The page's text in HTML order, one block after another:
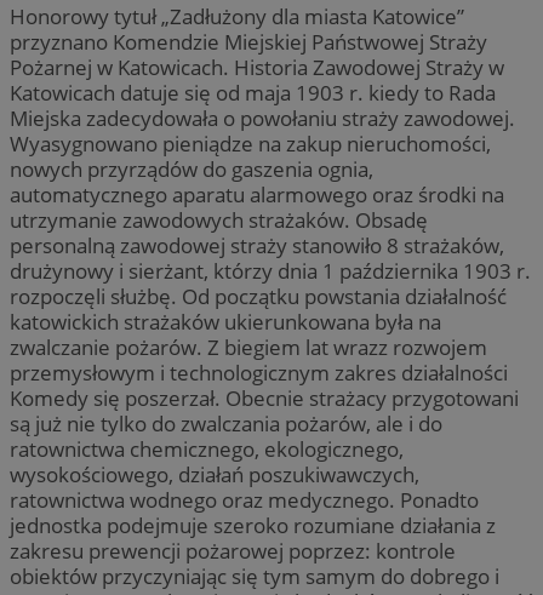
Honorowy tytuł „Zadłużony dla miasta Katowice”
przyznano Komendzie Miejskiej Państwowej Straży
Pożarnej w Katowicach. Historia Zawodowej Straży w
Katowicach datuje się od maja 1903 r. kiedy to Rada
Miejska zadecydowała o powołaniu straży zawodowej.
Wyasygnowano pieniądze na zakup nieruchomości,
nowych przyrządów do gaszenia ognia,
automatycznego aparatu alarmowego oraz środki na
utrzymanie zawodowych strażaków. Obsadę
personalną zawodowej straży stanowiło 8 strażaków,
drużynowy i sierżant, którzy dnia 1 października 1903 r.
rozpoczęli służbę. Od początku powstania działalność
katowickich strażaków ukierunkowana była na
zwalczanie pożarów. Z biegiem lat wrazz rozwojem
przemysłowym i technologicznym zakres działalności
Komedy się poszerzał. Obecnie strażacy przygotowani
są już nie tylko do zwalczania pożarów, ale i do
ratownictwa chemicznego, ekologicznego,
wysokościowego, działań poszukiwawczych,
ratownictwa wodnego oraz medycznego. Ponadto
jednostka podejmuje szeroko rozumiane działania z
zakresu prewencji pożarowej poprzez: kontrole
obiektów przyczyniając się tym samym do dobrego i